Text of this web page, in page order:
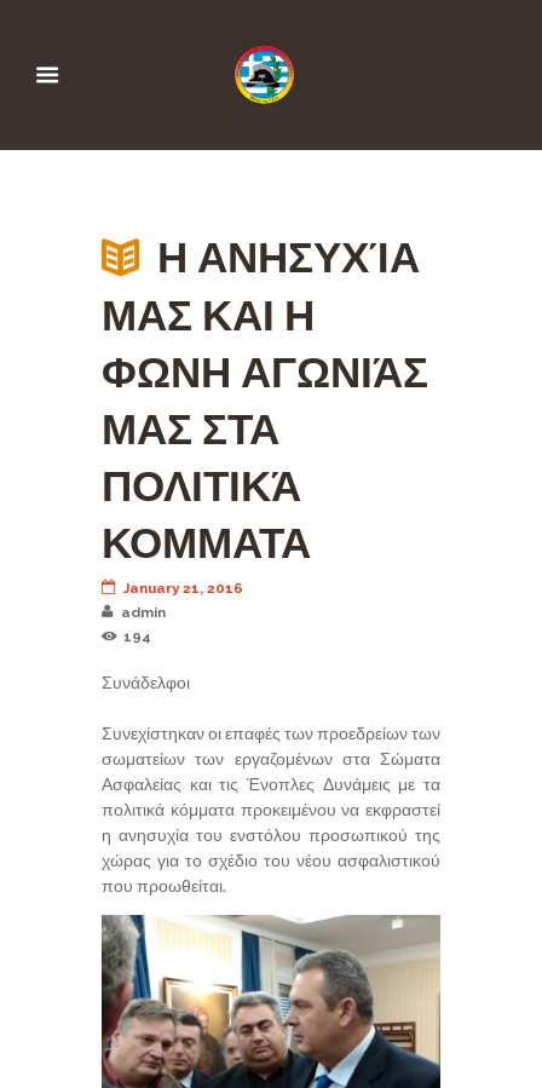
Η ΑΝΗΣΥΧΊΑ
ΜΑΣ ΚΑΙ Η
ΦΩΝΗ ΑΓΩΝΙΆΣ
ΜΑΣ ΣΤΑ
ΠΟΛΙΤΙΚΆ
ΚΟΜΜΑΤΑ
January 21, 2016
admin
194
Συνάδελφοι
Συνεχίστηκαν οι επαφές των προεδρείων των
σωματείων των εργαζομένων στα Σώματα
Ασφαλείας και τις Ένοπλες Δυνάμεις με τα
πολιτικά κόμματα προκειμένου να εκφραστεί
η ανησυχία του ενστόλου προσωπικού της
χώρας για το σχέδιο του νέου ασφαλιστικού
που προωθείται.